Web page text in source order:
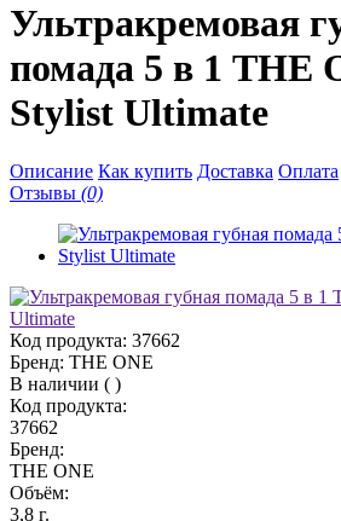
Ультракремовая
помада 5 в 1 THE
Stylist Ultimate
Описание Как купить Доставка Оплата
Отзывы (0)
Код продукта: 37662
Бренд: THE ONE
В наличии ( )
Код продукта:
37662
Бренд:
THE ONE
Объём:
3,8 г.